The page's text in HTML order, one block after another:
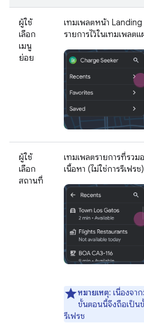
ผู้ใช้
เลือก
เมนู
ย่อย
เทมเพลตหน้า
รายการไว้ในเทมเพลต
ผู้ใช้
เลือก
สถานที่
เทมเพลตรายการที่รว
เนื้อหา (ไม่ใช่การรีเฟรช)
หมายเหตุ: เนื่องจา
ขั้นตอนนี้จึงถือเป็น
รีเฟรช